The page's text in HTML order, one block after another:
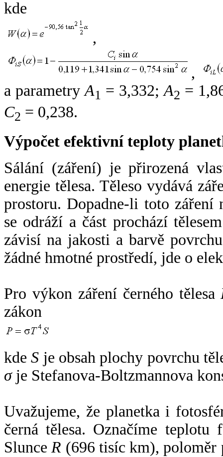
kde
,
,
a parametryA1 = 3,332;A2 =
C2 = 0,238.
Výpočet efektivní teploty
Sálání (záření) je přirozená
energie tělesa. Těleso vydává
prostoru. Dopadne-li toto záření
se odráží a část prochází
závisí na jakosti a barvě
žádné hmotné prostředí, jde o
Pro výkon záření černého tělesa
zákon
kdeS je obsah plochy povrchu
σje Stefanova-Boltzmannova
Uvažujeme, že planetka i
černá tělesa. Označíme
SlunceR (696 tisíc km),